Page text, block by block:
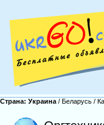
Страна: Украина / Беларусь /